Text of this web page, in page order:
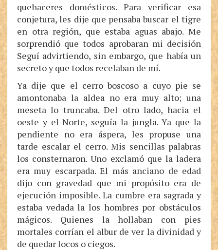
quehaceres domésticos. Para verificar esa
conjetura, les dije que pensaba buscar el tigre
en otra región, que estaba aguas abajo. Me
sorprendió que todos aprobaran mi decisión
Seguí advirtiendo, sin embargo, que había un
secreto y que todos recelaban de mí.
Ya dije que el cerro boscoso a cuyo pie se
amontonaba la aldea no era muy alto; una
meseta lo truncaba. Del otro lado, hacia el
oeste y el Norte, seguía la jungla. Ya que la
pendiente no era áspera, les propuse una
tarde escalar el cerro. Mis sencillas palabras
los consternaron. Uno exclamó que la ladera
era muy escarpada. El más anciano de edad
dijo con gravedad que mi propósito era de
ejecución imposible. La cumbre era sagrada y
estaba vedada la los hombres por obstáculos
mágicos. Quienes la hollaban con pies
mortales corrían el albur de ver la divinidad y
de quedar locos o ciegos.